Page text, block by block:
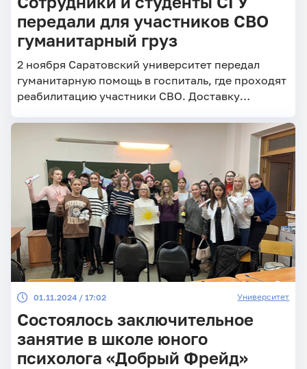
передали для участников СВО
гуманитарный груз
2 ноября Саратовский университет передал
гуманитарную помощь в госпиталь, где проходят
реабилитацию участники СВО. Доставку
осуществили ректор А.Н. Чумаченко, проректор
по молодёжной политике и воспитательной
работе А.В. Головченко и студенты.
01.11.2024 / 17:02 Университет
Состоялось заключительное
занятие в школе юного
психолога «Добрый Фрейд»